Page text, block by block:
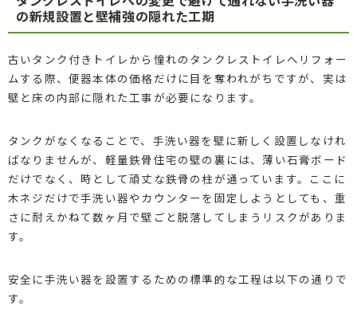
の新規設置と壁補強の隠れた工期
古いタンク付きトイレから憧れのタンクレストイレへリフォー
ムする際、便器本体の価格だけに目を奪われがちですが、実は
壁と床の内部に隠れた工事が必要になります。
タンクがなくなることで、手洗い器を壁に新しく設置しなけれ
ばなりませんが、軽量鉄骨住宅の壁の裏には、薄い石膏ボード
だけでなく、時として頑丈な鉄骨の柱が通っています。ここに
木ネジだけで手洗い器やカウンターを固定しようとしても、重
さに耐えかねて数ヶ月で壁ごと脱落してしまうリスクがありま
す。
安全に手洗い器を設置するための標準的な工程は以下の通りで
す。